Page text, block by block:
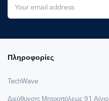
Πληροφορίες
TechWave
Διεύθυνση: Μητροπόλεως 91 Αίγιο